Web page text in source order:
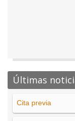
Últimas
Cita previa